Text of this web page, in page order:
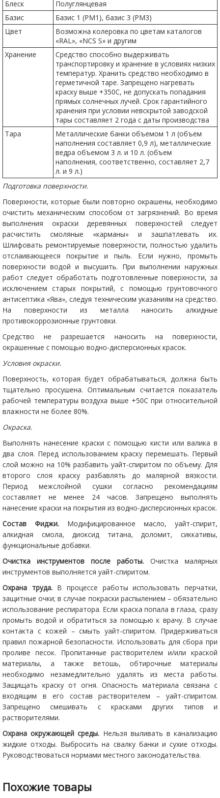
Блеск
Полуглянцевая
Базис
Базис 1 (РМ1), базис 3 (РМ3)
Цвет
Возможна колеровка по цветам каталогов
«RAL», «NCS S» и другим
Хранение
Средство способно выдерживать
транспортировку и хранение в условиях низких
температур. Хранить средство необходимо в
герметичной таре. Запрещено нагревать
краску выше +350С, не допускать попадания
прямых солнечных лучей. Срок гарантийного
хранения при условии невскрытой заводской
тары составляет 2 года с даты производства
Тара
Металлические банки объемом 1 л (объем
наполнения составляет 0,9 л), металлические
ведра объемом 3 л. и 10 л. (объем
наполнения, соответственно, составляет 2,7
л. и 9 л.)
Подготовка поверхности.
Поверхности, которые были повторно окрашены, необходимо
очистить механическим способом от загрязнений. Во время
выполнения окраски деревянных поверхностей следует
расчистить смоляные «карманы» и зашпатлевать их.
Шлифовать ремонтируемые поверхности, полностью удалить
отслаивающееся покрытие и пыль. Если нужно, промыть
поверхности водой и высушить. При выполнении наружных
работ следует обработать подготовленные поверхности, за
исключением старых покрытий, с помощью грунтовочного
антисептика «Ява», следуя техническим указаниям на средство.
На поверхности из металла наносить алкидные
противокоррозионные грунтовки.
Средство не разрешается наносить на поверхности,
окрашенные с помощью водно-дисперсионных красок.
Условия окраски.
Поверхность, которая будет обрабатываться, должна быть
тщательно просушена. Оптимальным считается показатель
рабочей температуры воздуха выше +50С при относительной
влажности не более 80%.
Окраска.
Выполнять нанесение краски с помощью кисти или валика в
два слоя. Перед использованием краску перемешать. Первый
слой можно на 10% разбавить уайт-спиритом по объему. Для
второго слоя краску разбавлять до малярной вязкости.
Период межслойной сушки согласно рекомендациям
составляет не менее 24 часов. Запрещено выполнять
нанесение краски на покрытия из водно-дисперсионных красок.
Состав Фиджи. Модифицированное масло, уайт-спирит,
алкидная смола, диоксид титана, доломит, сиккативы,
функциональные добавки.
Очистка инструментов после работы. Очистка малярных
инструментов выполняется уайт-спиритом.
Охрана труда.В процессе работы использовать перчатки,
защитные очки; в случае покраски распылением – обязательно
использование респиратора. Если краска попала в глаза, сразу
промыть водой и обратиться за помощью к врачу. В случае
контакта с кожей – смыть уайт-спиритом. Придерживаться
правил пожарной безопасности. Использовать для сбора при
проливе песок. Пропитанные растворителем и/или краской
материалы, а также ветошь, обтирочные материалы
необходимо незамедлительно удалять из места работы.
Защищать краску от огня. Опасность материала связана с
входящим в его состав растворителем – уайт-спиритом.
Запрещено смешивать с красками других типов и
растворителями.
Охрана окружающей среды. Нельзя выливать в канализацию
жидкие отходы. Выбросить на свалку банки и сухие отходы.
Руководствоваться нормами местного законодательства.
Похожие товары